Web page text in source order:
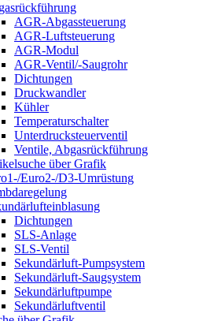
AGR-Abgassteuerung
AGR-Luftsteuerung
AGR-Modul
AGR-Ventil/-Saugrohr
Dichtungen
Druckwandler
Kühler
Temperaturschalter
Unterdrucksteuerventil
Ventile, Abgasrückführung
über Grafik
Euro2-/D3-Umrüstung
Dichtungen
SLS-Anlage
SLS-Ventil
Sekundärluft-Pumpsystem
Sekundärluft-Saugsystem
Sekundärluftpumpe
Sekundärluftventil